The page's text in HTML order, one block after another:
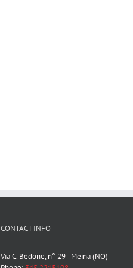
CONTACT INFO
Via C. Bedone, n° 29 - Meina (NO)